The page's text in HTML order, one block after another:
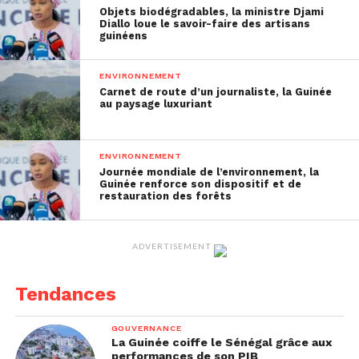
chaleur extrêmes et l’érosion des sols affectent
directement les populations, les économies et la
sécurité alimentaire mondiale.
Face à cette réalité, la restauration des
écosystèmes n’est plus uniquement une démarche
écologique ; elle constitue un levier stratégique
pour assurer la résilience des sociétés humaines.
Restaurer la nature : une
solution concrète et
écosystèmes dégradés afin qu’ils retrouvent leur
capacité à fournir des services essentiels à
l’humanité. Cette démarche peut prendre
Objets biodégradables, la ministre Djami
Diallo loue le savoir-faire des artisans
guinéens
ENVIRONNEMENT
Carnet de route d’un journaliste, la Guinée
au paysage luxuriant
ENVIRONNEMENT
Journée mondiale de l’environnement, la
Guinée renforce son dispositif et de
restauration des forêts
ADVERTISEMENT
Tendances
GOUVERNANCE
La Guinée coiffe le Sénégal grâce aux
performances de son PIB